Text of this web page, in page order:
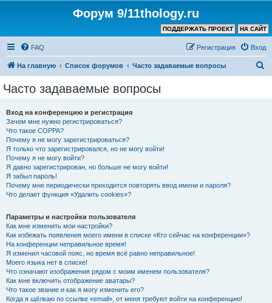
Форум 9/11thology.ru
НА САЙТ
ПОДДЕРЖАТЬ ПРОЕКТ
FAQ Вход
Регистрация
На главную Список форумов Часто задаваемые вопросы
Часто задаваемые вопросы
Вход на конференцию и регистрация
Зачем мне нужно регистрироваться?
Что такое COPPA?
Почему я не могу зарегистрироваться?
Я только что зарегистрировался, но не могу войти!
Почему я не могу войти?
Я давно зарегистрирован, но больше не могу войти!
Я забыл пароль!
Почему мне периодически приходится повторять ввод имени и пароля?
Что делает функция «Удалить cookies»?
Параметры и настройки пользователя
Как мне изменить мои настройки?
Как избежать появления моего имени в списке «Кто сейчас на конференции»?
На конференции неправильное время!
Я изменил часовой пояс, но время всё равно неправильное!
Моего языка нет в списке!
Что означают изображения рядом с моим именем пользователя?
Как мне включить отображение аватары?
Что такое звание и как я могу изменить его?
Когда я щёлкаю по ссылке «email», от меня требуют войти на конференцию!